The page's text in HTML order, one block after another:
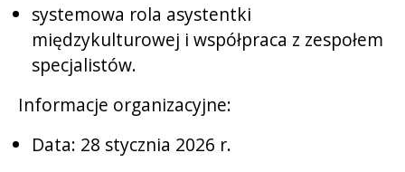
systemowa rola asystentki
międzykulturowej i współpraca z zespołem
specjalistów.
Informacje organizacyjne:
Data: 28 stycznia 2026 r.